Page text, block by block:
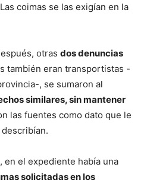
coimas se las exigían en la
otras dos denuncias
también eran transportistas -
, se sumaron al
similares, sin mantener
las fuentes como dato que le
en el expediente había una
solicitadas en los